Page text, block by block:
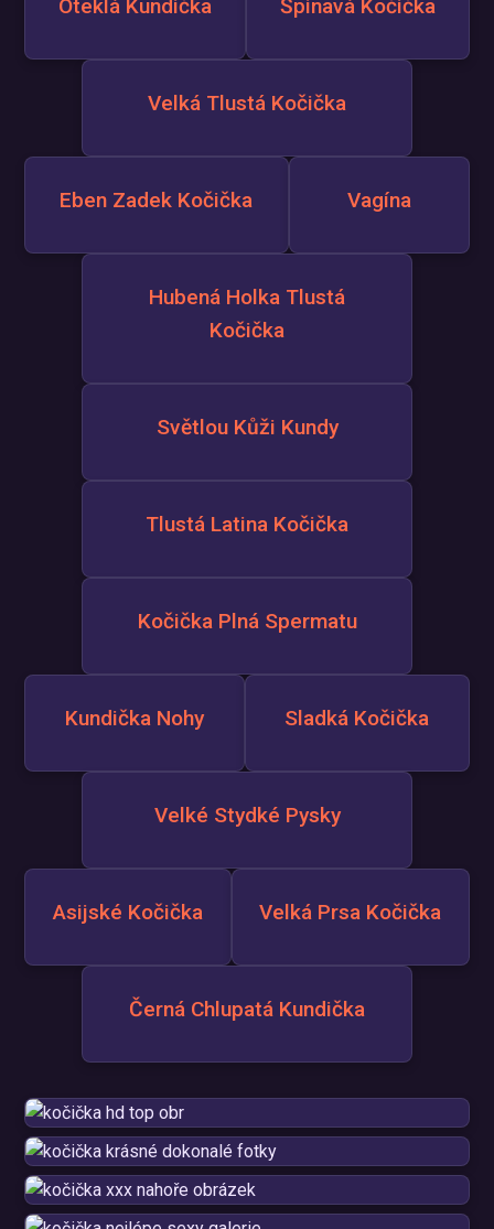
Oteklá Kundička Špinavá Kočička
Velká Tlustá Kočička
Eben Zadek Kočička Vagína
Hubená Holka Tlustá
Kočička
Světlou Kůži Kundy
Tlustá Latina Kočička
Kočička Plná Spermatu
Kundička Nohy Sladká Kočička
Velké Stydké Pysky
Asijské Kočička Velká Prsa Kočička
Černá Chlupatá Kundička